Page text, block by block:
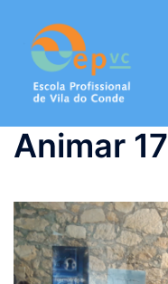
conteúdo
Animar 17